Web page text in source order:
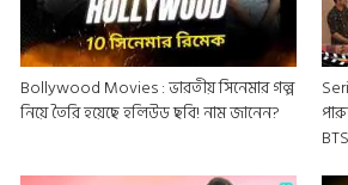
Bollywood Movies : ভারতীয় সিনেমার গল্প
নিয়ে তৈরি হয়েছে হলিউড ছবি! নাম জানেন?